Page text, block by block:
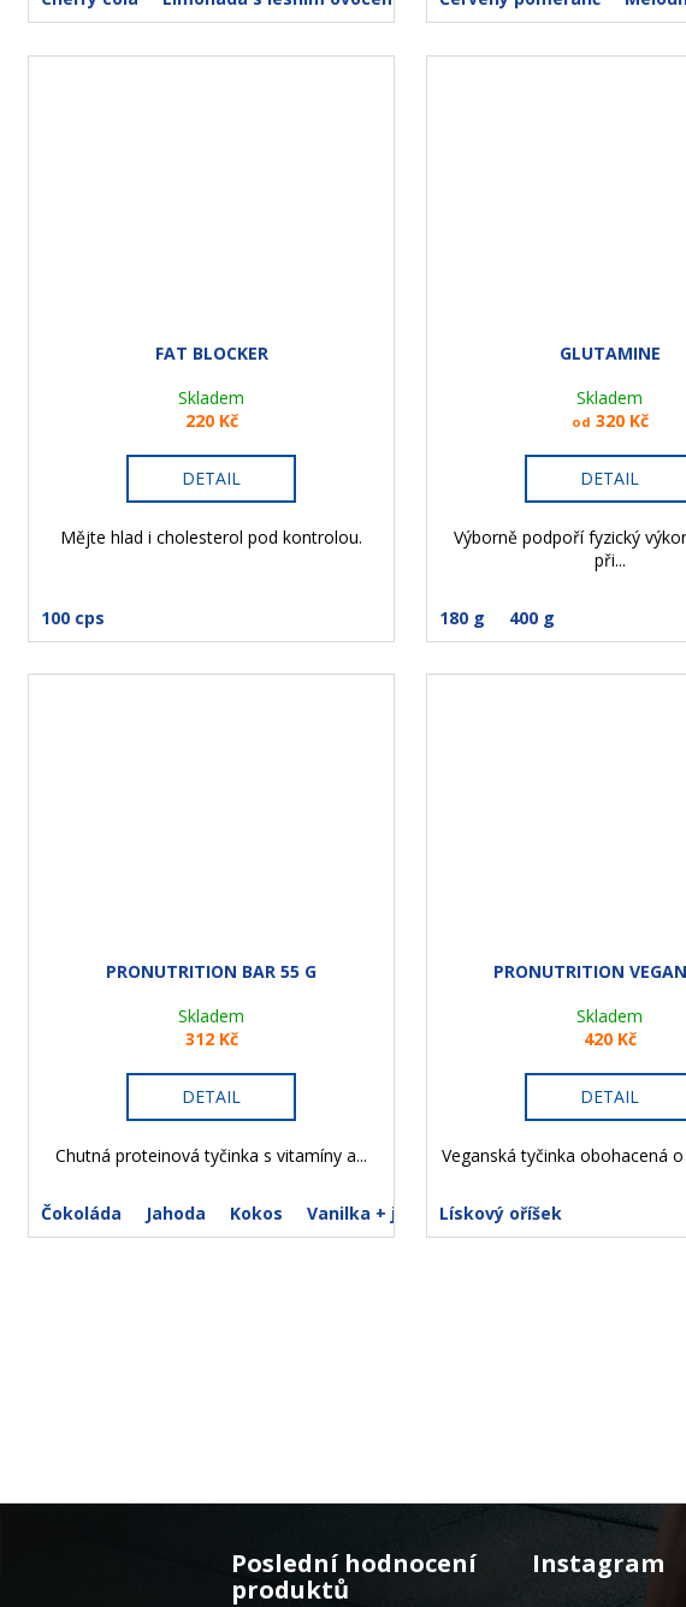
FAT BLOCKER
Skladem
220 Kč
DETAIL
Mějte hlad i cholesterol pod kontrolou.
100 cps
GLUTAMINE
Skladem
od 320 Kč
DETAIL
Výborně podpoří fyzický
při...
180 g 400 g
PRONUTRITION BAR 55 G
Skladem
312 Kč
DETAIL
Chutná proteinová tyčinka s vitamíny a...
Čokoláda Jahoda Kokos Vanilka + jogurt
PRONUTRITION
Skladem
420 Kč
DETAIL
Veganská tyčinka obohacená
Lískový oříšek
Poslední hodnocení
produktů
Instagram